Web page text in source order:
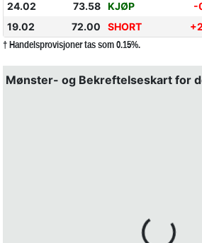
24.02
73.58 KJØP -
19.02
72.00 SHORT
† Handelsprovisjoner tas som 0.15%.
Mønster- og Bekreftelseskart for